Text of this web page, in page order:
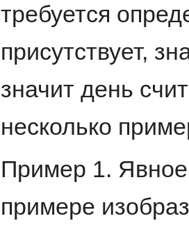
требуется
присутствует,
значит день
несколько
Пример 1.
примере